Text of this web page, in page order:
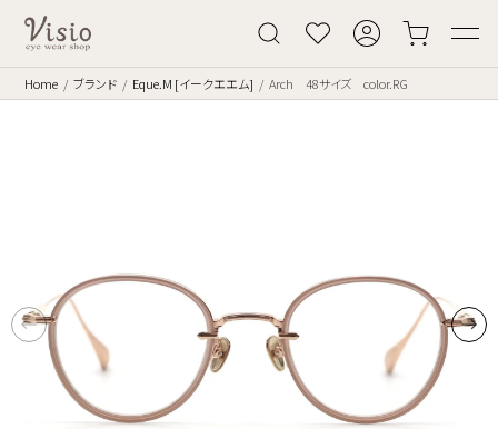
Home ブランド Eque.M [イークエエム] Arch 48サイズ color.RG